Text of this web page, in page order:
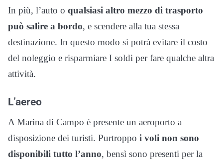
In più, l’auto o qualsiasi altro mezzo di trasporto
può salire a bordo, e scendere alla tua stessa
destinazione. In questo modo si potrà evitare il costo
del noleggio e risparmiare I soldi per fare qualche altra
attività.
L’aereo
A Marina di Campo è presente un aeroporto a
disposizione dei turisti. Purtroppo i voli non sono
disponibili tutto l’anno, bensì sono presenti per la